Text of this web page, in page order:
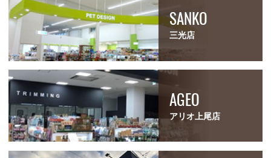
SANKO
三光店
AGEO
アリオ上尾店